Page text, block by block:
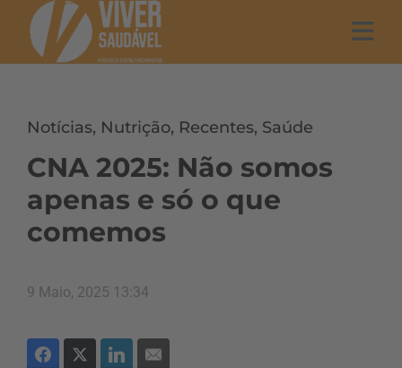
Notícias, Nutrição, Recentes, Saúde
CNA 2025: Não somos
apenas e só o que
comemos
9 Maio, 2025 13:34